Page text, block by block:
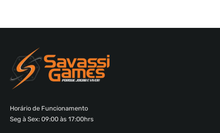
Horário de Funcionamento
Seg à Sex: 09:00 às 17:00hrs